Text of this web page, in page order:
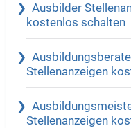
Ausbilder
kostenlos schalten
Stellenanzeigen
Stellenanzeigen